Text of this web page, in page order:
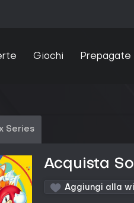
Giochi Prepagate
Series
Acquista
Aggiungi alla